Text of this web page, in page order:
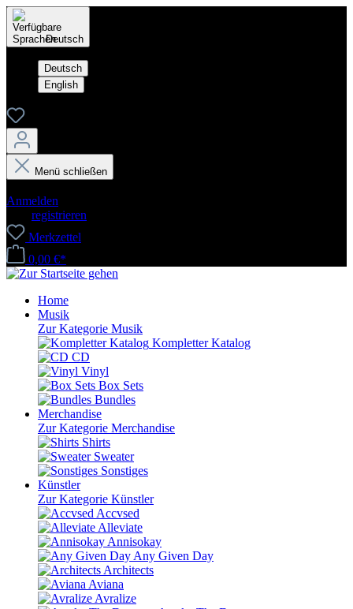
Deutsch
Deutsch
English
Menü schließen
Anmelden
registrieren
Merkzettel
0,00 €*
Home
Musik
Zur Kategorie Musik
Kompletter Katalog
CD
Vinyl
Box Sets
Bundles
Merchandise
Zur Kategorie Merchandise
Shirts
Sweater
Sonstiges
Künstler
Zur Kategorie Künstler
Accvsed
Alleviate
Annisokay
Any Given Day
Architects
Aviana
Avralize